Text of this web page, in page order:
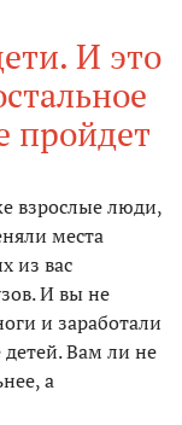
И это
пройдет
взрослые люди,
места
из вас
И вы не
и заработали
Вам ли не
а